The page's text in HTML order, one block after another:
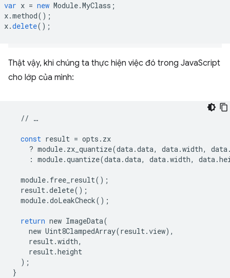
var x = new Module.MyClass ;
x.method();
x.delete();
Thật vậy, khi chúng ta thực hiện việc đó trong JavaScript
cho lớp của mình:
// …
const result = opts . zx
? module. zx_quantize(data.data, data.width, data
: module.quantize(data.data, data.width, data.
module. free_result();
result.delete();
module.doLeakCheck();
return new ImageData(
new Uint8ClampedArray(result.view),
result.width,
result.height
);
}